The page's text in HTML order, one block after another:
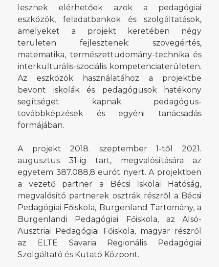
lesznek elérhetőek azok a pedagógiai
eszközök, feladatbankok és szolgáltatások,
amelyeket a projekt keretében négy
területen fejlesztenek: szövegértés,
matematika, természettudomány-technika és
interkulturális-szociális kompetenciaterületen.
Az eszközök használatához a projektbe
bevont iskolák és pedagógusok hatékony
segítséget kapnak pedagógus-
továbbképzések és egyéni tanácsadás
formájában.
A projekt 2018. szeptember 1-től 2021.
augusztus 31-ig tart, megvalósítására az
egyetem 387.088,8 eurót nyert. A projektben
a vezető partner a Bécsi Iskolai Hatóság,
megvalósító partnerek osztrák részről a Bécsi
Pedagógiai Főiskola, Burgenland Tartomány, a
Burgenlandi Pedagógiai Főiskola, az Alsó-
Ausztriai Pedagógiai Főiskola, magyar részről
az ELTE Savaria Regionális Pedagógiai
Szolgáltató és Kutató Központ.